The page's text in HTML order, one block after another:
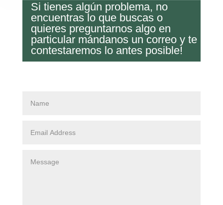
Si tienes algún problema, no
encuentras lo que buscas o
quieres preguntarnos algo en
particular mándanos un correo y te
contestaremos lo antes posible!